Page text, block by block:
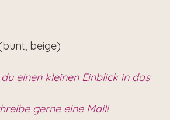
beige)
einen kleinen Einblick in das
gerne eine Mail!